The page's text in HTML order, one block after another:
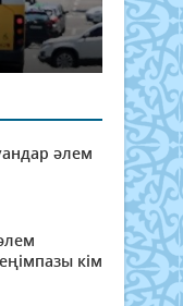
әлем
кім